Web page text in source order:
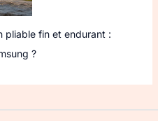
pliable fin et endurant :
?